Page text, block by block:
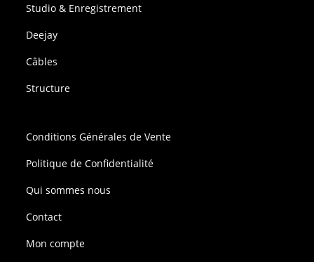
Studio & Enregistrement
Deejay
Câbles
Structure
Conditions Générales de Vente
Politique de Confidentialité
Qui sommes nous
Contact
Mon compte